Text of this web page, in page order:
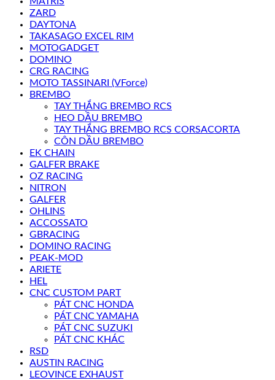
ZARD
DAYTONA
TAKASAGO EXCEL RIM
MOTOGADGET
DOMINO
CRG RACING
MOTO TASSINARI (VForce)
BREMBO
TAY THẮNG BREMBO RCS
HEO DẦU BREMBO
TAY THẮNG BREMBO RCS CORSACORTA
CÔN DẦU BREMBO
EK CHAIN
GALFER BRAKE
OZ RACING
NITRON
GALFER
OHLINS
ACCOSSATO
GBRACING
DOMINO RACING
PEAK-MOD
ARIETE
HEL
CNC CUSTOM PART
PÁT CNC HONDA
PÁT CNC YAMAHA
PÁT CNC SUZUKI
PÁT CNC KHÁC
RSD
AUSTIN RACING
LEOVINCE EXHAUST